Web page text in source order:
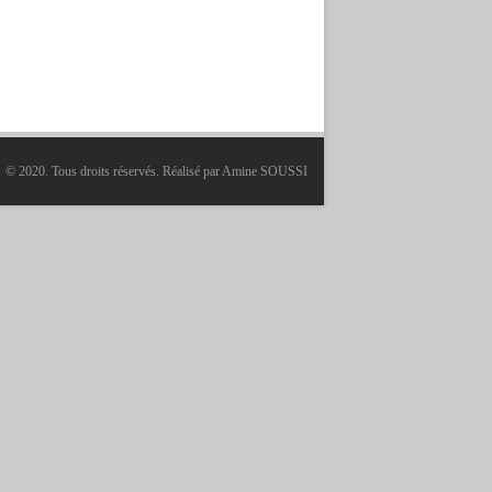
© 2020. Tous droits réservés. Réalisé parAmine SOUSSI